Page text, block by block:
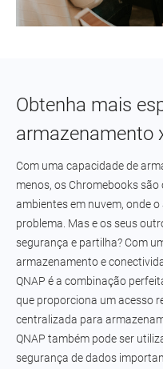
Obtenha mais
armazenamento
Com uma capacidade de
menos, os Chromebooks
ambientes em nuvem, onde
problema. Mas e os seus
segurança e partilha? Com
armazenamento e
QNAP é a combinação
que proporciona um acesso
centralizada para
QNAP também pode ser
segurança de dados